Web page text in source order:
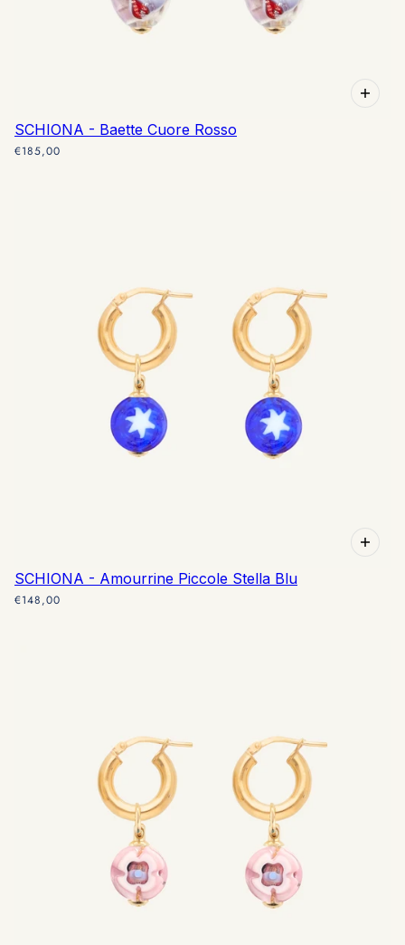
SCHIONA - Baette Cuore Rosso
€185,00
SCHIONA - Amourrine Piccole Stella Blu
€148,00